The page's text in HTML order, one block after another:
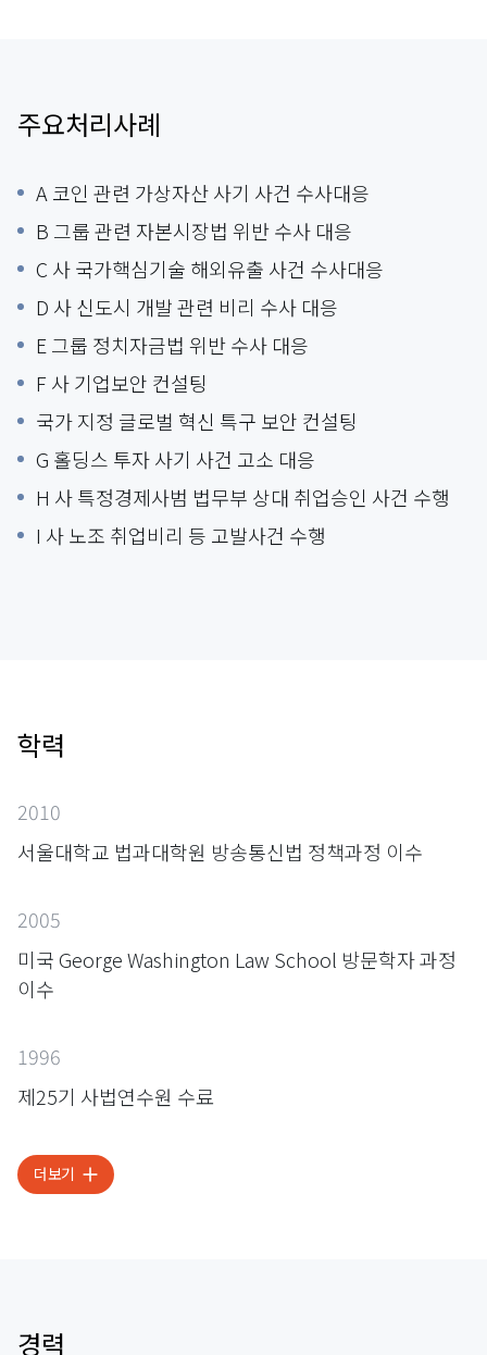
주요처리사례
A 코인 관련 가상자산 사기 사건 수사대응
B 그룹 관련 자본시장법 위반 수사 대응
C 사 국가핵심기술 해외유출 사건 수사대응
D 사 신도시 개발 관련 비리 수사 대응
E 그룹 정치자금법 위반 수사 대응
F 사 기업보안 컨설팅
국가 지정 글로벌 혁신 특구 보안 컨설팅
G 홀딩스 투자 사기 사건 고소 대응
H 사 특정경제사범 법무부 상대 취업승인 사건 수행
I 사 노조 취업비리 등 고발사건 수행
학력
2010
서울대학교 법과대학원 방송통신법 정책과정 이수
2005
미국 George Washington Law School 방문학자 과정
이수
1996
제25기 사법연수원 수료
더보기
경력